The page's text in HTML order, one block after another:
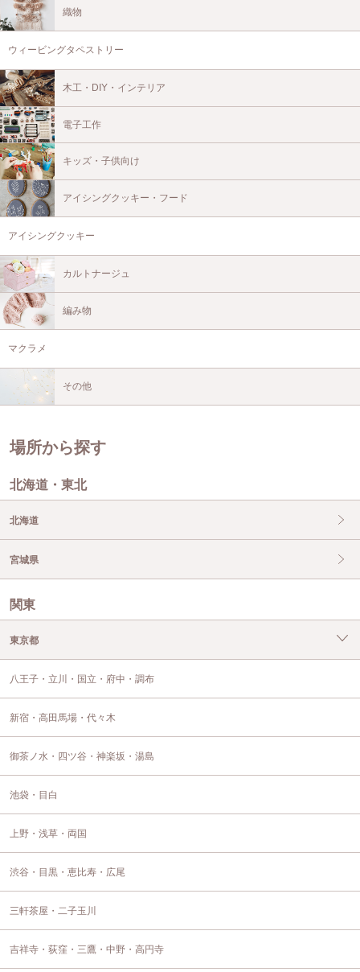
織物
ウィービングタペストリー
木工・DIY・インテリア
電子工作
キッズ・子供向け
アイシングクッキー・フード
アイシングクッキー
カルトナージュ
編み物
マクラメ
その他
場所から探す
北海道・東北
北海道
宮城県
関東
東京都
八王子・立川・国立・府中・調布
新宿・高田馬場・代々木
御茶ノ水・四ツ谷・神楽坂・湯島
池袋・目白
上野・浅草・両国
渋谷・目黒・恵比寿・広尾
三軒茶屋・二子玉川
吉祥寺・荻窪・三鷹・中野・高円寺